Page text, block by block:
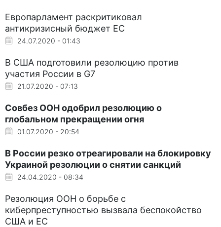
Европарламент раскритиковал
антикризисный бюджет ЕС
24.07.2020 - 01:43
В США подготовили резолюцию против
участия России в G7
21.07.2020 - 07:13
Совбез ООН одобрил резолюцию о
глобальном прекращении огня
01.07.2020 - 20:54
В России резко отреагировали на блокировку
Украиной резолюции о снятии санкций
24.04.2020 - 08:34
Резолюция ООН о борьбе с
киберпреступностью вызвала беспокойство
США и ЕС